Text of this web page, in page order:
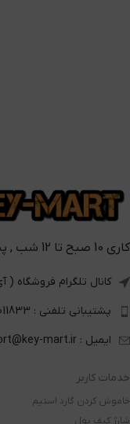
کاری 10 صبح تا 12 شب , پشتیبانی 24 ساعته
کانال تلگرام فروشگاه (
پشتیبانی تلفنی : 09931011833 - 09354921825
ایمیل : Support@key-mart.ir
خدمات کاربر
خاموش کردن گارد استیم
شارژ کیف پول